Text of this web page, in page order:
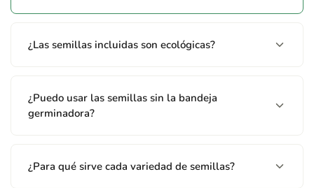
¿Las semillas incluidas son ecológicas?
¿Puedo usar las semillas sin la bandeja
germinadora?
¿Para qué sirve cada variedad de semillas?